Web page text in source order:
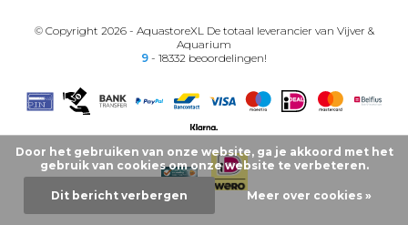
© Copyright 2026 - AquastoreXL De totaal leverancier van Vijver &
Aquarium
9 - 18332 beoordelingen!
Door het gebruiken van onze website, ga je akkoord met het
gebruik van cookies om onze website te verbeteren.
Dit bericht verbergen Meer over cookies »